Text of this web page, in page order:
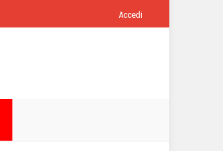
Accedi